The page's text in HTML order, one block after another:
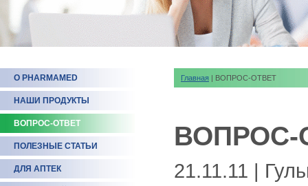
О PHARMAMED
НАШИ ПРОДУКТЫ
ВОПРОС-ОТВЕТ
ПОЛЕЗНЫЕ СТАТЬИ
ДЛЯ АПТЕК
Главная | ВОПРОС-ОТВЕТ
ВОПРОС-
21.11.11 |